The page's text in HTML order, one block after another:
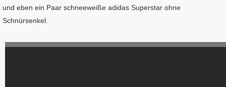
und eben ein Paar schneeweiße adidas Superstar ohne
Schnürsenkel.